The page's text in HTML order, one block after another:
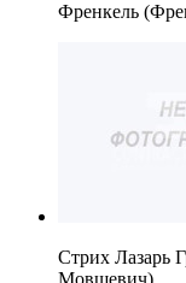
Френкель
Стрих Лазарь